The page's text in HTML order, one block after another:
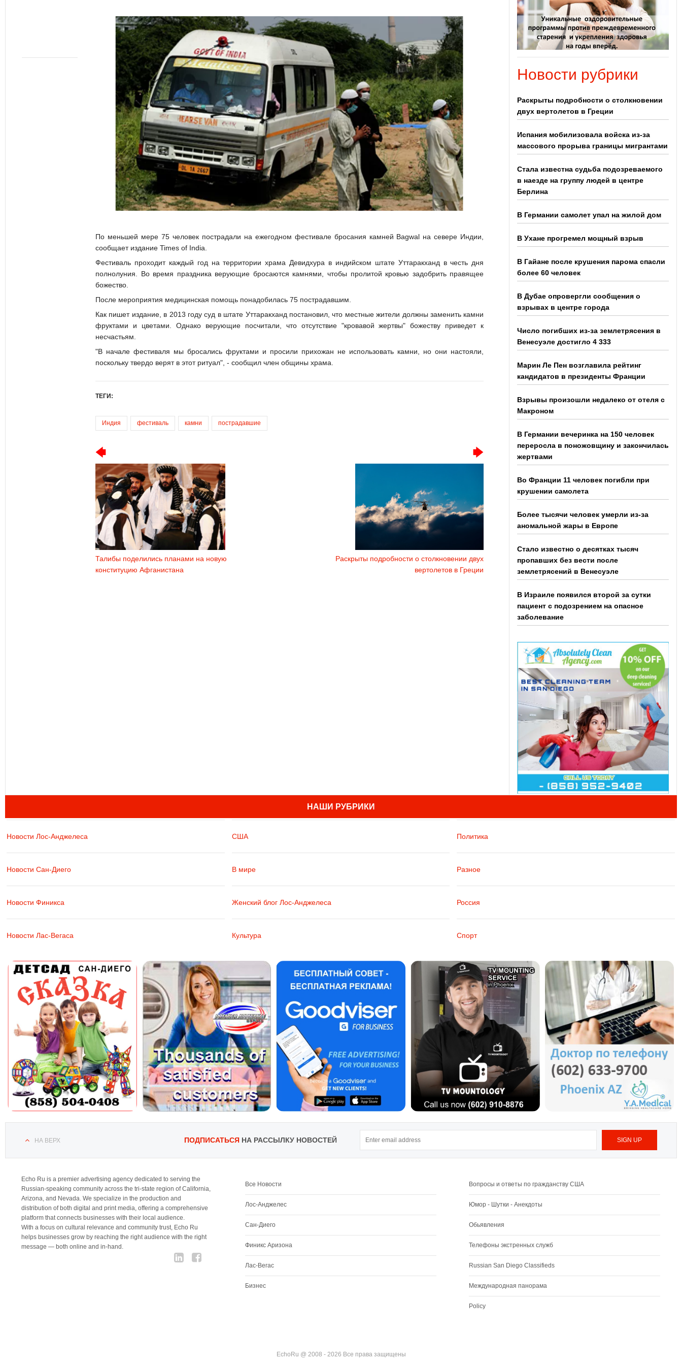
По меньшей мере 75 человек пострадали на ежегодном фестивале бросания камней Bagwal на севере Индии,
сообщает издание Times of India.
Фестиваль проходит каждый год на территории храма Девидхура в индийском штате Уттаракханд в честь дня
полнолуния. Во время праздника верующие бросаются камнями, чтобы пролитой кровью задобрить правящее
божество.
После мероприятия медицинская помощь понадобилась 75 пострадавшим.
Как пишет издание, в 2013 году суд в штате Уттаракханд постановил, что местные жители должны заменить камни
фруктами и цветами. Однако верующие посчитали, что отсутствие "кровавой жертвы" божеству приведет к
несчастьям.
"В начале фестиваля мы бросались фруктами и просили прихожан не использовать камни, но они настояли,
поскольку твердо верят в этот ритуал", - сообщил член общины храма.
ТЕГИ:
Индия фестиваль камни пострадавшие
Талибы поделились планами на новую
конституцию Афганистана
Раскрыты подробности о столкновении двух
вертолетов в Греции
Новости рубрики
Раскрыты подробности о столкновении
двух вертолетов в Греции
Испания мобилизовала войска из-за
массового прорыва границы мигрантами
Стала известна судьба подозреваемого
в наезде на группу людей в центре
Берлина
В Германии самолет упал на жилой дом
В Ухане прогремел мощный взрыв
В Гайане после крушения парома спасли
более 60 человек
В Дубае опровергли сообщения о
взрывах в центре города
Число погибших из-за землетрясения в
Венесуэле достигло 4 333
Марин Ле Пен возглавила рейтинг
кандидатов в президенты Франции
Взрывы произошли недалеко от отеля с
Макроном
В Германии вечеринка на 150 человек
переросла в поножовщину и закончилась
жертвами
Во Франции 11 человек погибли при
крушении самолета
Более тысячи человек умерли из-за
аномальной жары в Европе
Стало известно о десятках тысяч
пропавших без вести после
землетрясений в Венесуэле
В Израиле появился второй за сутки
пациент с подозрением на опасное
заболевание
НАШИ РУБРИКИ
Новости Лос-Анджелеса
Новости Сан-Диего
Новости Финикса
Новости Лас-Вегаса
США
В мире
Женский блог Лос-Анджелеса
Культура
Политика
Разное
Россия
Спорт
НА ВЕРХ ПОДПИСАТЬСЯНА РАССЫЛКУ НОВОСТЕЙ
Echo Ru is a premier advertising agency dedicated to serving the
Russian-speaking community across the tri-state region of California,
Arizona, and Nevada. We specialize in the production and
distribution of both digital and print media, offering a comprehensive
platform that connects businesses with their local audience.
With a focus on cultural relevance and community trust, Echo Ru
helps businesses grow by reaching the right audience with the right
message — both online and in-hand.
Все Новости
Лос-Анджелес
Сан-Диего
Финикс Аризона
Лас-Вегас
Бизнес
Вопросы и ответы по гражданству США
Юмор - Шутки - Анекдоты
Обьявления
Телефоны экстренных служб
Russian San Diego Classifieds
Международная панорама
Policy
EchoRu @ 2008 - 2026 Все права защищены